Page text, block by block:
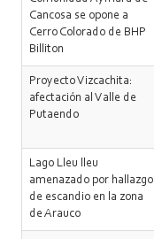
Cancosa se opone a
Cerro Colorado de BHP
Billiton
Proyecto Vizcachita:
afectación al Valle de
Putaendo
Lago Lleu lleu
amenazado por hallazgo
de escandio en la zona
de Arauco